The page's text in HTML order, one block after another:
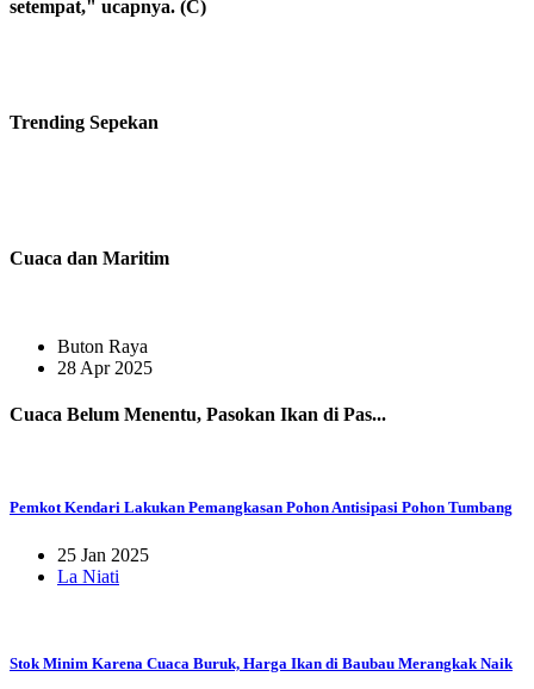
setempat," ucapnya. (C)
Trending Sepekan
Cuaca dan Maritim
Buton Raya
28 Apr 2025
Cuaca Belum Menentu, Pasokan Ikan di Pas...
Pemkot Kendari Lakukan Pemangkasan Pohon Antisipasi Pohon Tumbang
25 Jan 2025
La Niati
Stok Minim Karena Cuaca Buruk, Harga Ikan di Baubau Merangkak Naik